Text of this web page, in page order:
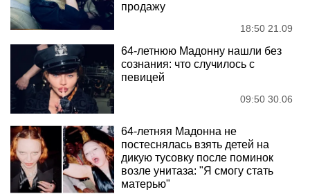
продажу
18:50 21.09
64-летнюю Мадонну нашли без
сознания: что случилось с
певицей
09:50 30.06
64-летняя Мадонна не
постеснялась взять детей на
дикую тусовку после поминок
возле унитаза: "Я смогу стать
матерью"